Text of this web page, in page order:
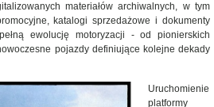
materiałów archiwalnych, w tym
katalogi sprzedażowe i dokumenty
ewolucję motoryzacji - od pionierskich
pojazdy definiujące kolejne dekady
Uruchomienie
platformy